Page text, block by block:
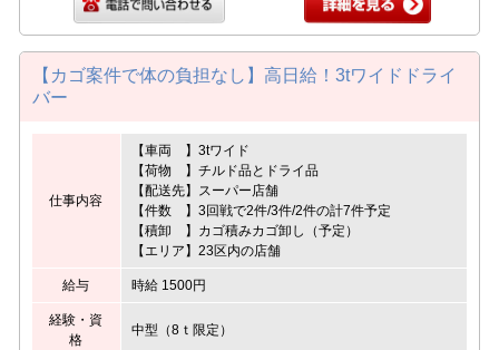
【カゴ案件で体の負担なし】高日給！3tワイドドライ
バー
仕事内容
【車両 】3tワイド
【荷物 】チルド品とドライ品
【配送先】スーパー店舗
【件数 】3回戦で2件/3件/2件の計7件予定
【積卸 】カゴ積みカゴ卸し（予定）
【エリア】23区内の店舗
給与 時給 1500円
経験・資
格
中型（8ｔ限定）